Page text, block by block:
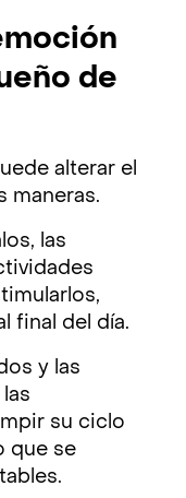
de
alterar el
maneras.
las
final del día.
y las
su ciclo
que se